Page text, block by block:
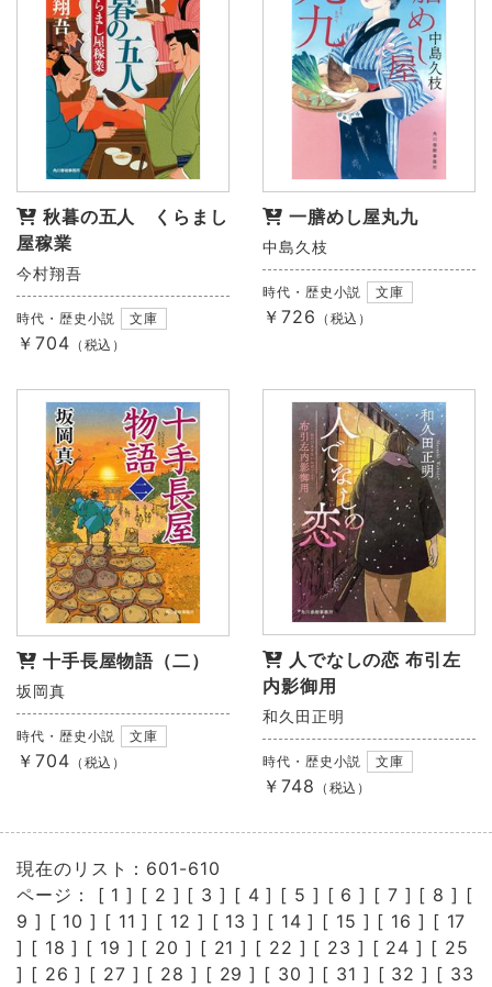
秋暮の五人 くらまし
屋稼業
今村翔吾
時代・歴史小説 文庫
￥704 （税込）
一膳めし屋丸九
中島久枝
時代・歴史小説 文庫
￥726 （税込）
十手長屋物語（二）
坂岡真
時代・歴史小説 文庫
￥704 （税込）
人でなしの恋 布引左
内影御用
和久田正明
時代・歴史小説 文庫
￥748 （税込）
現在のリスト：601-610
ページ： [ 1 ] [ 2 ] [ 3 ] [ 4 ] [ 5 ] [ 6 ] [ 7 ] [ 8 ] [
9 ] [ 10 ] [ 11 ] [ 12 ] [ 13 ] [ 14 ] [ 15 ] [ 16 ] [ 17
] [ 18 ] [ 19 ] [ 20 ] [ 21 ] [ 22 ] [ 23 ] [ 24 ] [ 25
] [ 26 ] [ 27 ] [ 28 ] [ 29 ] [ 30 ] [ 31 ] [ 32 ] [ 33